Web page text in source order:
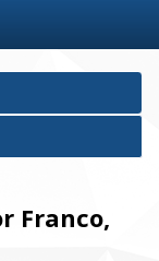
Franco,